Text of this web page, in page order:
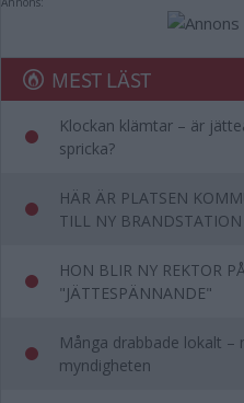
MEST LÄST
Klockan klämtar – är
spricka?
HÄR ÄR PLATSEN
TILL NY BRANDSTATION
HON BLIR NY REKTOR
"JÄTTESPÄNNANDE"
Många drabbade lokalt –
myndigheten